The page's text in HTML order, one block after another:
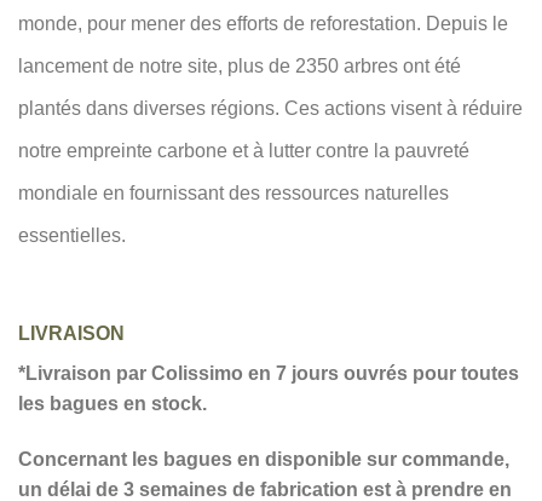
monde, pour mener des efforts de reforestation. Depuis le
lancement de notre site, plus de 2350 arbres ont été
plantés dans diverses régions. Ces actions visent à réduire
notre empreinte carbone et à lutter contre la pauvreté
mondiale en fournissant des ressources naturelles
essentielles.
LIVRAISON
*Livraison par Colissimo en 7 jours ouvrés pour toutes
les bagues en stock.
Concernant les bagues en disponible sur commande,
un délai de 3 semaines de fabrication est à prendre en